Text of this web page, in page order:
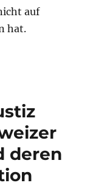
auf
hat.
deren